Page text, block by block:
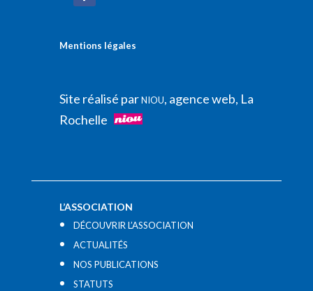
Mentions légales
Site réalisé parNIOU, agence web, La
Rochelle
L’ASSOCIATION
DÉCOUVRIR L’ASSOCIATION
ACTUALITÉS
NOS PUBLICATIONS
STATUTS